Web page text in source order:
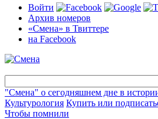
Войти
Архив номеров
«Смена» в Твиттере
на Facebook
"Смена" о сегодняшнем дне в
Культурология Купить или
Чтобы помнили